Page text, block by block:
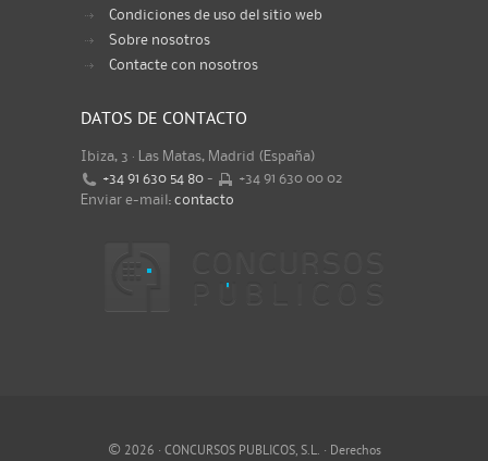
Condiciones de uso del sitio web
Sobre nosotros
Contacte con nosotros
DATOS DE CONTACTO
Ibiza, 3 · Las Matas, Madrid (España)
+34 91 630 54 80 -
+34 91 630 00 02
Enviar e-mail: contacto
© 2026 · CONCURSOS PUBLICOS, S.L. · Derechos